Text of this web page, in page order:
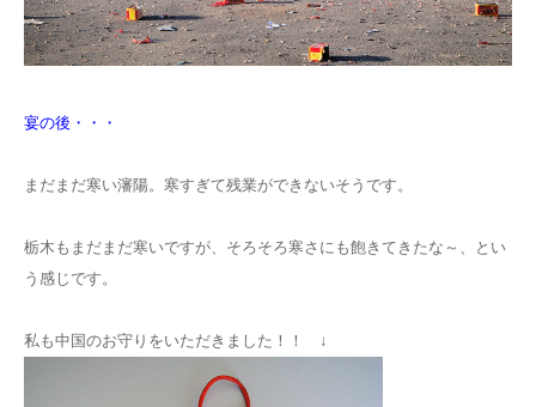
宴の後・・・
まだまだ寒い瀋陽。寒すぎて残業ができないそうです。
栃木もまだまだ寒いですが、そろそろ寒さにも飽きてきたな～、とい
う感じです。
私も中国のお守りをいただきました！！ ↓